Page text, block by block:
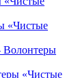
«Чистые
«Чистые